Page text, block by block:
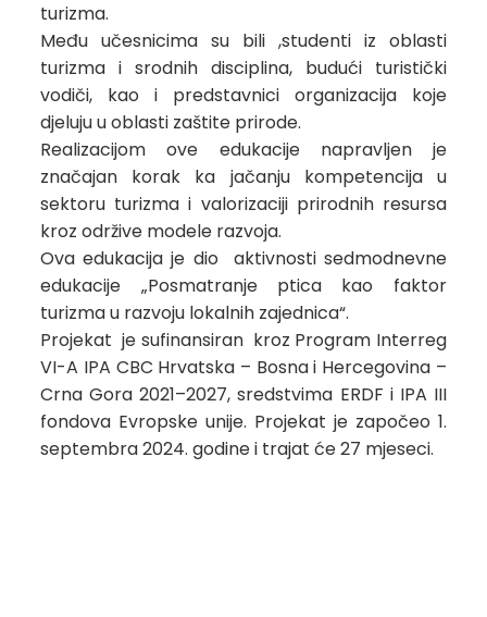
turizma.
Među učesnicima su bili ,studenti iz oblasti
turizma i srodnih disciplina, budući turistički
vodiči, kao i predstavnici organizacija koje
djeluju u oblasti zaštite prirode.
Realizacijom ove edukacije napravljen je
značajan korak ka jačanju kompetencija u
sektoru turizma i valorizaciji prirodnih resursa
kroz održive modele razvoja.
Ova edukacija je dio aktivnosti sedmodnevne
edukacije „Posmatranje ptica kao faktor
turizma u razvoju lokalnih zajednica“.
Projekat je sufinansiran kroz Program Interreg
VI-A IPA CBC Hrvatska – Bosna i Hercegovina –
Crna Gora 2021–2027, sredstvima ERDF i IPA III
fondova Evropske unije. Projekat je započeo 1.
septembra 2024. godine i trajat će 27 mjeseci.